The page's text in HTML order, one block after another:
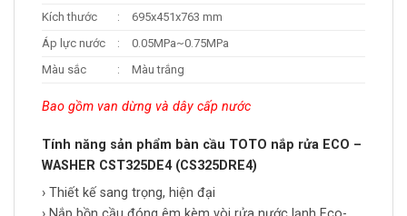
Kích thước
:
695x451x763 mm
Áp lực nước
:
0.05MPa~0.75MPa
Màu sắc
: Màu trắng
Bao gồm van dừng và dây cấp nước
Tính năng sản phẩm bàn cầu TOTO nắp rửa ECO –
WASHER CST325DE4 (CS325DRE4)
› Thiết kế sang trọng, hiện đại